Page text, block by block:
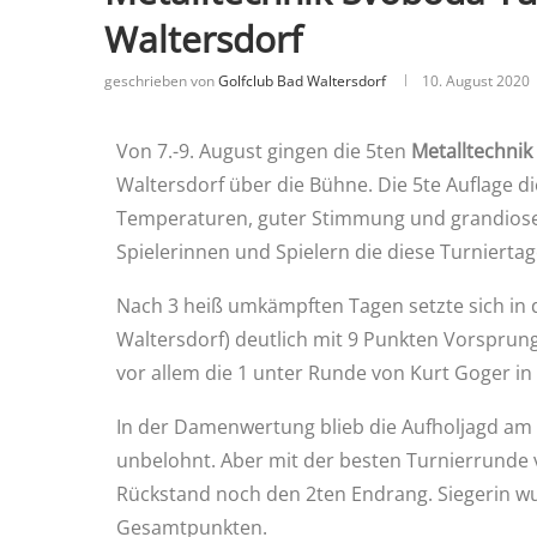
Waltersdorf
geschrieben vonGolfclub Bad Waltersdorf 10. August 2020
Von 7.-9. August gingen die 5ten
Waltersdorf über die Bühne. Die 5te Auflage
Temperaturen, guter Stimmung und
Spielerinnen und Spielern die diese
Nach 3 heiß umkämpften Tagen setzte sich
Waltersdorf) deutlich mit 9 Punkten
vor allem die 1 unter Runde von Kurt Goger
In der Damenwertung blieb die Aufholjagd
unbelohnt. Aber mit der besten Turnierrunde
Rückstand noch den 2ten Endrang. Siegerin
Gesamtpunkten.